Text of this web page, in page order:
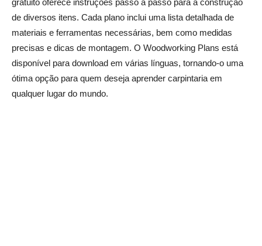
gratuito oferece instruções passo a passo para a construção
de diversos itens. Cada plano inclui uma lista detalhada de
materiais e ferramentas necessárias, bem como medidas
precisas e dicas de montagem. O Woodworking Plans está
disponível para download em várias línguas, tornando-o uma
ótima opção para quem deseja aprender carpintaria em
qualquer lugar do mundo.